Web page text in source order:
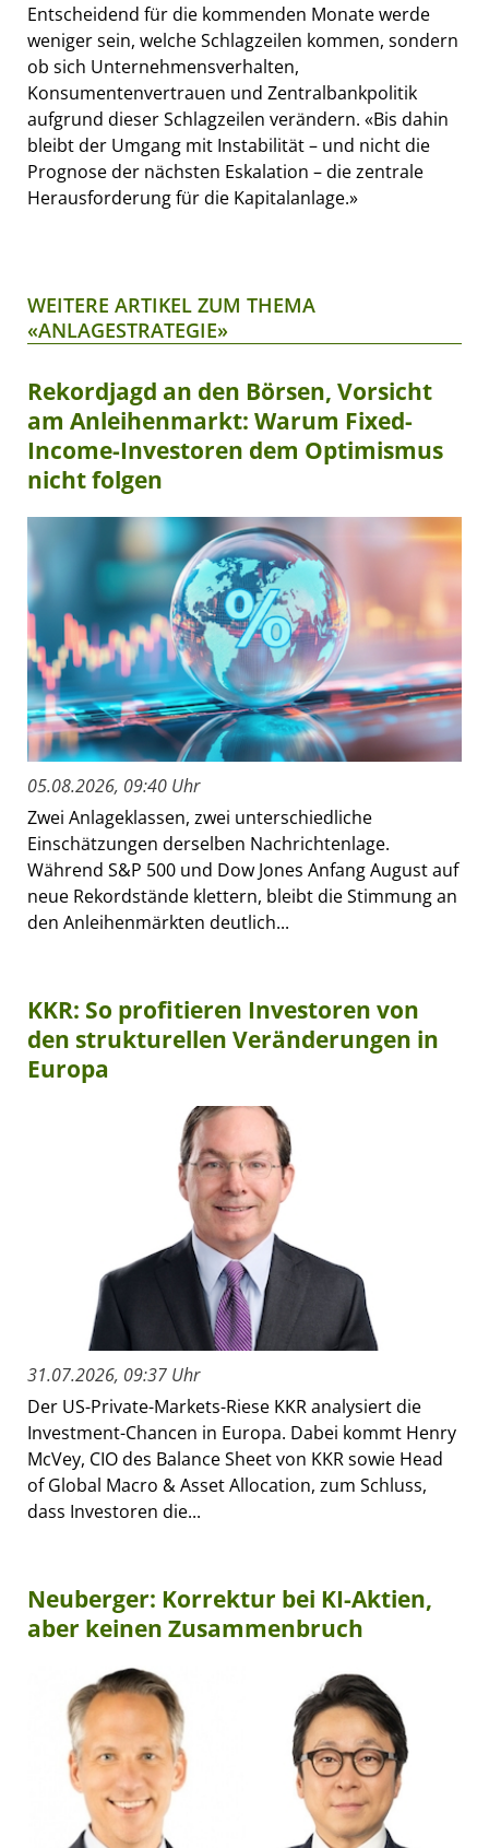
Entscheidend für die kommenden Monate werde
weniger sein, welche Schlagzeilen kommen, sondern
ob sich Unternehmensverhalten,
Konsumentenvertrauen und Zentralbankpolitik
aufgrund dieser Schlagzeilen verändern. «Bis dahin
bleibt der Umgang mit Instabilität – und nicht die
Prognose der nächsten Eskalation – die zentrale
Herausforderung für die Kapitalanlage.»
WEITERE ARTIKEL ZUM THEMA
«ANLAGESTRATEGIE»
Rekordjagd an den Börsen, Vorsicht
am Anleihenmarkt: Warum Fixed-
Income-Investoren dem Optimismus
nicht folgen
05.08.2026, 09:40 Uhr
Zwei Anlageklassen, zwei unterschiedliche
Einschätzungen derselben Nachrichtenlage.
Während S&P 500 und Dow Jones Anfang August auf
neue Rekordstände klettern, bleibt die Stimmung an
den Anleihenmärkten deutlich...
KKR: So profitieren Investoren von
den strukturellen Veränderungen in
Europa
31.07.2026, 09:37 Uhr
Der US-Private-Markets-Riese KKR analysiert die
Investment-Chancen in Europa. Dabei kommt Henry
McVey, CIO des Balance Sheet von KKR sowie Head
of Global Macro & Asset Allocation, zum Schluss,
dass Investoren die...
Neuberger: Korrektur bei KI-Aktien,
aber keinen Zusammenbruch